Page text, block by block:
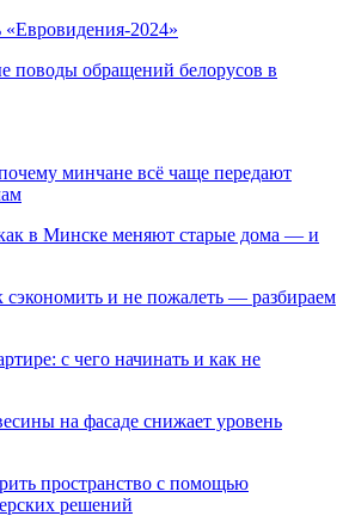
2024»
поводы обращений белорусов в
минчане всё чаще передают
в Минске меняют старые дома — и
и не пожалеть — разбираем
с чего начинать и как не
на фасаде снижает уровень
пространство с помощью
решений